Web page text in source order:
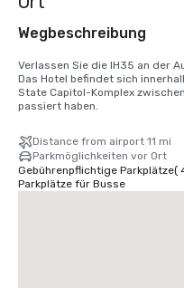
Wegbeschreibung
Verlassen Sie die IH35 an der
Das Hotel befindet sich
State Capitol-Komplex
passiert haben.
Distance from airport 11 mi
Parkmöglichkeiten vor Ort
Gebührenpflichtige Parkplätze(
Parkplätze für Busse